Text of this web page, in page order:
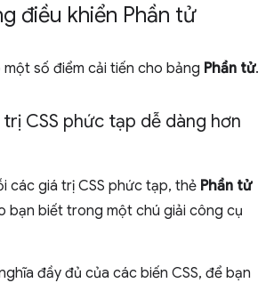
điều khiển Phần tử
một số điểm cải tiến cho bảng Phần tử.
CSS phức tạp dễ dàng hơn
các giá trị CSS phức tạp, thẻ Phần tử
bạn biết trong một chú giải công cụ
đầy đủ của các biến CSS, để bạn